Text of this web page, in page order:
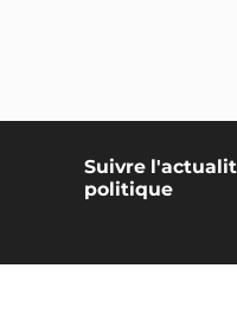
Suivre
politique